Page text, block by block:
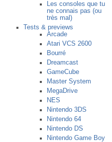
Les consoles que tu
ne connais pas (ou
très mal)
Tests & previews
Arcade
Atari VCS 2600
Bourré
Dreamcast
GameCube
Master System
MegaDrive
NES
Nintendo 3DS
Nintendo 64
Nintendo DS
Nintendo Game Boy